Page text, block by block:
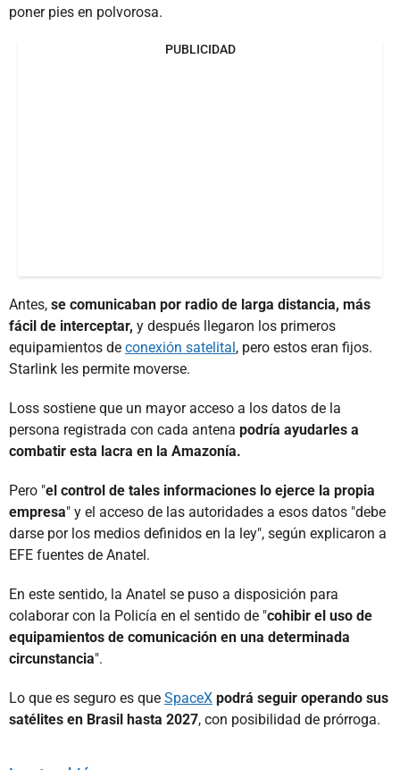
poner pies en polvorosa.
PUBLICIDAD
Antes, se comunicaban por radio de larga distancia, más
fácil de interceptar, y después llegaron los primeros
equipamientos de conexión satelital, pero estos eran fijos.
Starlink les permite moverse.
Loss sostiene que un mayor acceso a los datos de la
persona registrada con cada antena podría ayudarles a
combatir esta lacra en la Amazonía.
Pero "el control de tales informaciones lo ejerce la propia
empresa" y el acceso de las autoridades a esos datos "debe
darse por los medios definidos en la ley", según explicaron a
EFE fuentes de Anatel.
En este sentido, la Anatel se puso a disposición para
colaborar con la Policía en el sentido de "cohibir el uso de
equipamientos de comunicación en una determinada
circunstancia".
Lo que es seguro es que SpaceX podrá seguir operando sus
satélites en Brasil hasta 2027, con posibilidad de prórroga.